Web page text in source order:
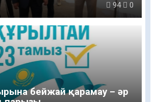
94 0
бейжай қарамау – әр